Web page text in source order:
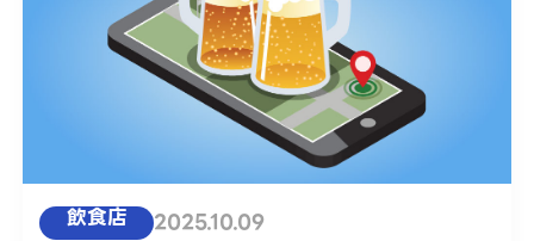
飲食店 2025.10.09